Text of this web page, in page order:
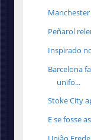
Peñarol
Inspirado
Barcelona
unifo...
Stoke City
E se fosse